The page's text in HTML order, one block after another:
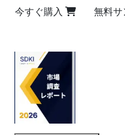
今すぐ購入
無料サ